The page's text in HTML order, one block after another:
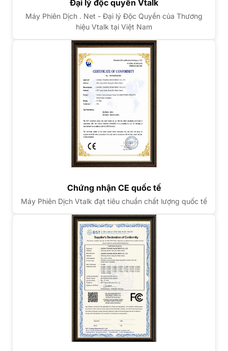
Đại lý độc quyền Vtalk
Máy Phiên Dịch . Net - Đại lý Độc Quyền của Thương
hiệu Vtalk tại Việt Nam
Chứng nhận CE quốc tế
Máy Phiên Dịch Vtalk đạt tiêu chuẩn chất lượng quốc tế